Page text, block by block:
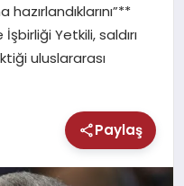
Yetkili, saldırı
uluslararası
Paylaş